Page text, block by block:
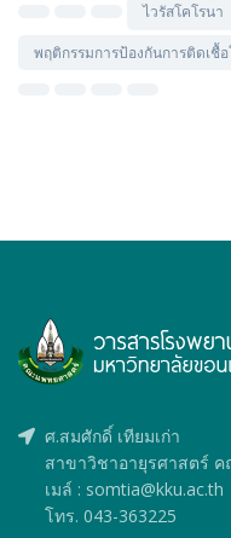
ไวรัสโคโรนา
พฤติกรรมการป้องกันการติดเชื้
ศ.สมศักดิ์ เทียมเก่า
สาขาวิชาอายุรศาสตร์
เมล์ : somtia@kku.ac.th
โทร. 043-363225